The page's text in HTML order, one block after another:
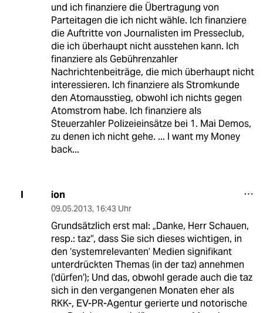
und ich finanziere die Übertragung von
Parteitagen die ich nicht wähle. Ich finanziere
die Auftritte von Journalisten im Presseclub,
die ich überhaupt nicht ausstehen kann. Ich
finanziere als Gebührenzahler
Nachrichtenbeiträge, die mich überhaupt nicht
interessieren. Ich finanziere als Stromkunde
den Atomausstieg, obwohl ich nichts gegen
Atomstrom habe. Ich finanziere als
Steuerzahler Polizeieinsätze bei 1. Mai Demos,
zu denen ich nicht gehe. ... I want my Money
back...
I ion
09.05.2013, 16:43 Uhr
Grundsätzlich erst mal: „Danke, Herr Schauen,
resp.: taz“, dass Sie sich dieses wichtigen, in
den ‘systemrelevanten’ Medien signifikant
unterdrückten Themas (in der taz) annehmen
(‘dürfen’); Und das, obwohl gerade auch die taz
sich in den vergangenen Monaten eher als
RKK-, EV-PR-Agentur gerierte und notorische